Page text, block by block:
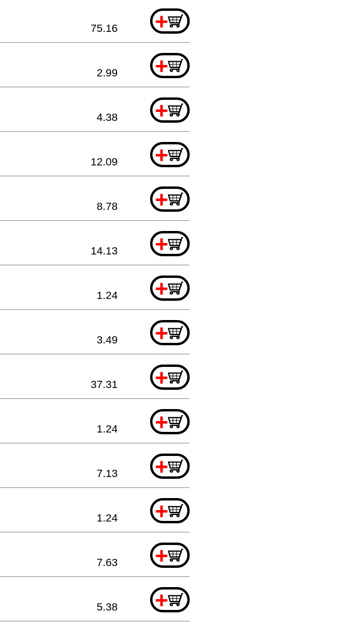
+
75.16
+
2.99
+
4.38
+
12.09
+
8.78
+
14.13
+
1.24
+
3.49
+
37.31
+
1.24
+
7.13
+
1.24
+
7.63
+
5.38